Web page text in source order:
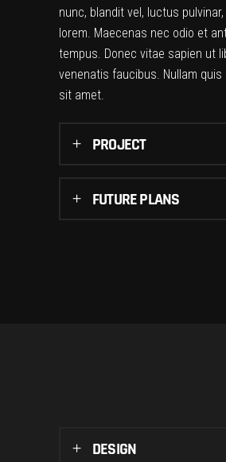
nunc, blandit vel, luctus
lorem. Maecenas nec odio et
tempus. Donec vitae sapien ut
venenatis faucibus. Nullam quis
sit amet.
PROJECT
FUTURE PLANS
DESIGN